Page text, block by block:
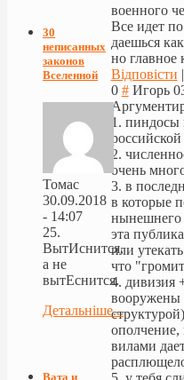
военного
Все идет
даешься
но главное
Відповісти |
0 # Игорь
1. пиндосы
2.
очень
3. в
в которые
нынешнего
эта
или
что
4. дивизия
вооружены
ополчение,
вилами
30
неписанных
законов
Вселенной
Томас
30.09.2018
- 14:07
25.
ВытИснится,
а не
вытЕснится.
Детальніше...
Вата и